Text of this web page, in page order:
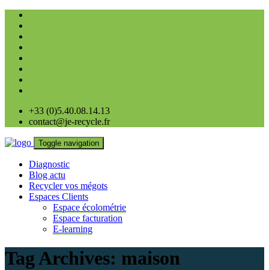
+33 (0)5.40.08.14.13
contact@je-recycle.fr
Toggle navigation
Diagnostic
Blog actu
Recycler vos mégots
Espaces Clients
Espace écolométrie
Espace facturation
E-learning
Tag Archives: maison